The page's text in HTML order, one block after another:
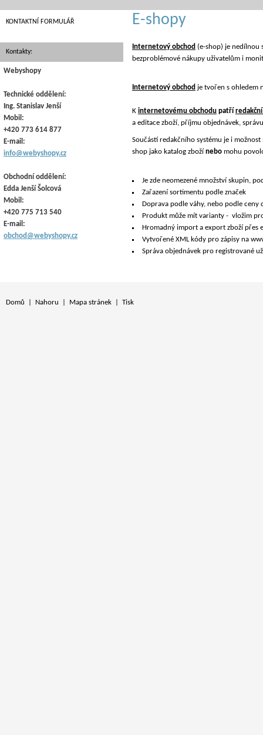
E-shopy
Internetový obchod (e-shop) je nedílnou
bezproblémové nákupy uživatelům i
Internetový obchod je tvořen s ohledem
K internetovému obchodu patří
a editace zboží, příjmu objednávek,
Součástí redakčního systému je i
shop jako katalog zbožínebo mohu
Je zde neomezené množství skupin,
Zařazení sortimentu podle značek
Doprava podle váhy, nebo podle ceny
Produkt může mít varianty - vložim
Hromadný import a export zboží přes
Vytvořené XML kódy pro zápisy na
Správa objednávek pro registrované
KONTAKTNÍ FORMULÁŘ
Kontakty:
Webyshopy
Technické oddělení:
Ing. Stanislav Jenší
Mobil:
+420 773 614 877
E-mail:
info@webyshopy.cz
Obchodní oddělení:
Edda Jenší Šolcová
Mobil:
+420 775 713 540
E-mail:
obchod@webyshopy.cz
Domů Nahoru Mapa stránek Tisk